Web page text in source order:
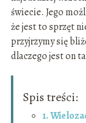
świecie. Jego
że jest to sprzęt
przyjrzymy się
dlaczego jest on
Spis treści:
1.